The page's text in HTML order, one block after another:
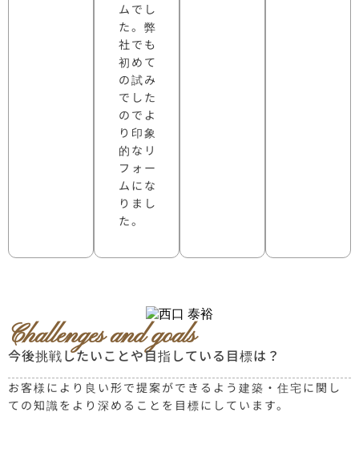
ムでし
た。弊
社でも
初めて
の試み
でした
のでよ
り印象
的なリ
フォー
ムにな
りまし
た。
Challenges and goals
今後挑戦したいことや目指している目標は？
お客様により良い形で提案ができるよう建築・住宅に関し
ての知識をより深めることを目標にしています。